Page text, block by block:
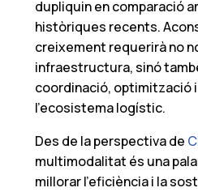
dupliquin en comparació
històriques recents.
creixement requerirà no
infraestructura, sinó
coordinació, optimització
l’ecosistema logístic.
Des de la perspectiva de
multimodalitat és una
millorar l’eficiència i la